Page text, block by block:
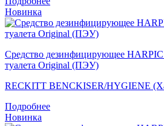
Новинка
Средство дезинфицирующее HARPIC
туалета Original (ПЭУ)
RECKITT BENCKISER/HYGIENE
Подробнее
Новинка